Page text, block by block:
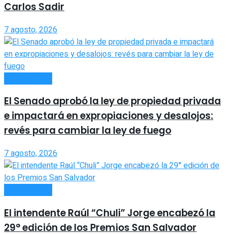
Carlos Sadir
7 agosto, 2026
El Senado aprobó la ley de propiedad privada
e impactará en expropiaciones y desalojos:
revés para cambiar la ley de fuego
7 agosto, 2026
El intendente Raúl “Chuli” Jorge encabezó la
29° edición de los Premios San Salvador